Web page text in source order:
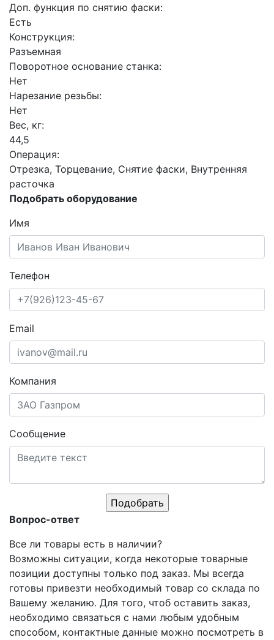
Доп. функция по снятию фаски:
Есть
Конструкция:
Разъемная
Поворотное основание станка:
Нет
Нарезание резьбы:
Нет
Вес, кг:
44,5
Операция:
Отрезка, Торцевание, Снятие фаски, Внутренняя
расточка
Подобрать оборудование
Имя
Телефон
Email
Компания
Сообщение
Вопрос-ответ
Все ли товары есть в наличии?
Возможны ситуации, когда некоторые товарные
позиции доступны только под заказ. Мы всегда
готовы привезти необходимый товар со склада по
Вашему желанию. Для того, чтоб оставить заказ,
необходимо связаться с нами любым удобным
способом, контактные данные можно посмотреть в